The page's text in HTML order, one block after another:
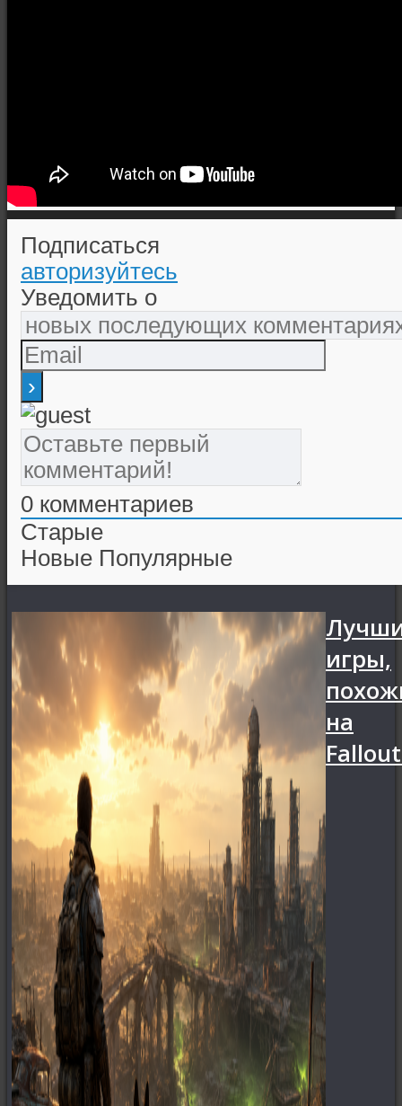
Подписаться
авторизуйтесь
Уведомить о
0 комментариев
Старые
Новые Популярные
игры,
на